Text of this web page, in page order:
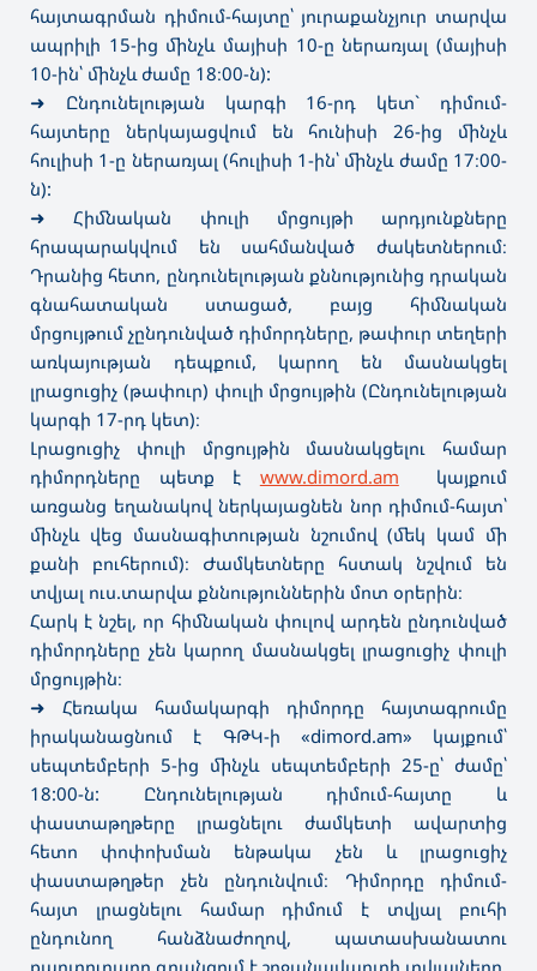
հայտագրման դիմում-հայտը՝ յուրաքանչյուր տարվա
ապրիլի 15-ից մինչև մայիսի 10-ը ներառյալ (մայիսի
10-ին՝ մինչև ժամը 18։00-ն):
➜ Ընդունելության կարգի 16-րդ կետ` դիմում-
հայտերը ներկայացվում են հունիսի 26-ից մինչև
հուլիսի 1-ը ներառյալ (հուլիսի 1-ին՝ մինչև ժամը 17։00-
ն):
➜Հիմնական փուլի մրցույթի արդյունքները
հրապարակվում են սահմանված ժակետներում։
Դրանից հետո, ընդունելության քննությունից դրական
գնահատական ստացած, բայց հիմնական
մրցույթում չընդունված դիմորդները, թափուր տեղերի
առկայության դեպքում, կարող են մասնակցել
լրացուցիչ (թափուր) փուլի մրցույթին (Ընդունելության
կարգի 17-րդ կետ)։
Լրացուցիչ փուլի մրցույթին մասնակցելու համար
դիմորդները պետք է www.dimord.am կայքում
առցանց եղանակով ներկայացնեն նոր դիմում-հայտ՝
մինչև վեց մասնագիտության նշումով (մեկ կամ մի
քանի բուհերում)։ Ժամկետները հստակ նշվում են
տվյալ ուս.տարվա քննություններին մոտ օրերին։
Հարկ է նշել, որ հիմնական փուլով արդեն ընդունված
դիմորդները չեն կարող մասնակցել լրացուցիչ փուլի
մրցույթին։
➜ Հեռակա համակարգի դիմորդը հայտագրումը
իրականացնում է ԳԹԿ-ի «dimord.am» կայքում՝
սեպտեմբերի 5-ից մինչև սեպտեմբերի 25-ը՝ ժամը՝
18:00-ն: Ընդունելության դիմում-հայտը և
փաստաթղթերը լրացնելու ժամկետի ավարտից
հետո փոփոխման ենթակա չեն և լրացուցիչ
փաստաթղթեր չեն ընդունվում։ Դիմորդը դիմում-
հայտ լրացնելու համար դիմում է տվյալ բուհի
ընդունող հանձնաժողով, պատասխանատու
քարտուղարը գրանցում է շրջանավարտի տվյալները,